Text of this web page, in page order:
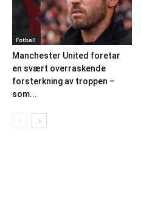
Fotball
Manchester United foretar
en svært overraskende
forsterkning av troppen –
som...